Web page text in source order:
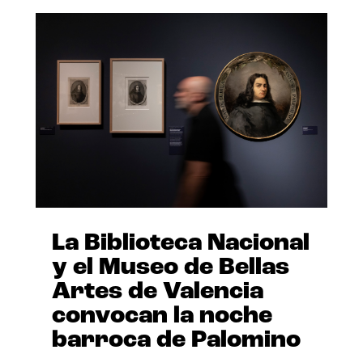
La Biblioteca Nacional
y el Museo de Bellas
Artes de Valencia
convocan la noche
barroca de Palomino